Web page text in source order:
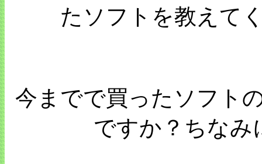
たソフトを教えて
今までで買ったソフト
ですか？ちなみ